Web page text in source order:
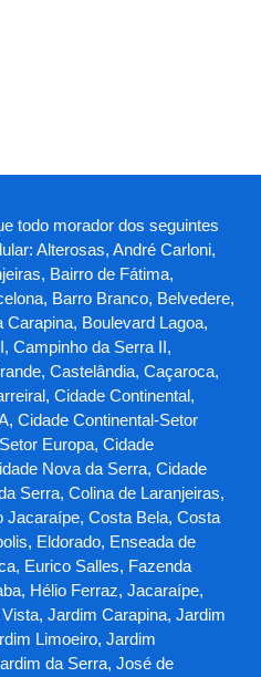
todo morador dos seguintes
Alterosas, André Carloni,
Bairro de Fátima,
Barro Branco, Belvedere,
Boulevard Lagoa,
Campinho da Serra II,
Castelândia, Caçaroca,
Cidade Continental,
Cidade Continental-Setor
Europa, Cidade
Nova da Serra, Cidade
Serra, Colina de Laranjeiras,
Jacaraípe, Costa Bela, Costa
Eldorado, Enseada de
Eurico Salles, Fazenda
Hélio Ferraz, Jacaraípe,
Jardim Carapina, Jardim
Limoeiro, Jardim
da Serra, José de